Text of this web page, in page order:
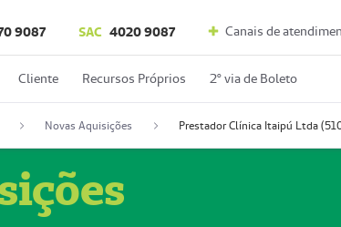
9087 SAC 4020 9087 Canais de
Cliente Recursos Próprios 2º via de Boleto
Novas Aquisições Prestador Clínica Itaipú Ltda